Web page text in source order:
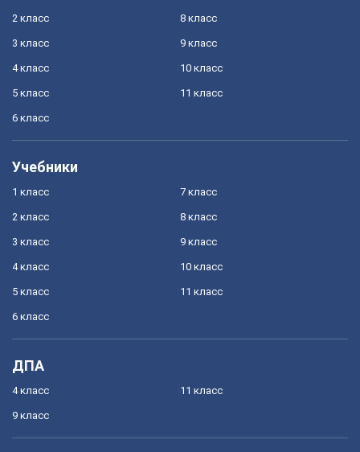
2 класс
3 класс
4 класс
5 класс
6 класс
8 класс
9 класс
10 класс
11 класс
Учебники
1 класс
2 класс
3 класс
4 класс
5 класс
6 класс
7 класс
8 класс
9 класс
10 класс
11 класс
ДПА
4 класс
9 класс
11 класс